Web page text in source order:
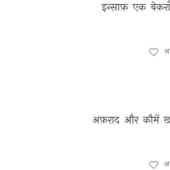
इन्साफ़ एक
अफ़राद और कौमें